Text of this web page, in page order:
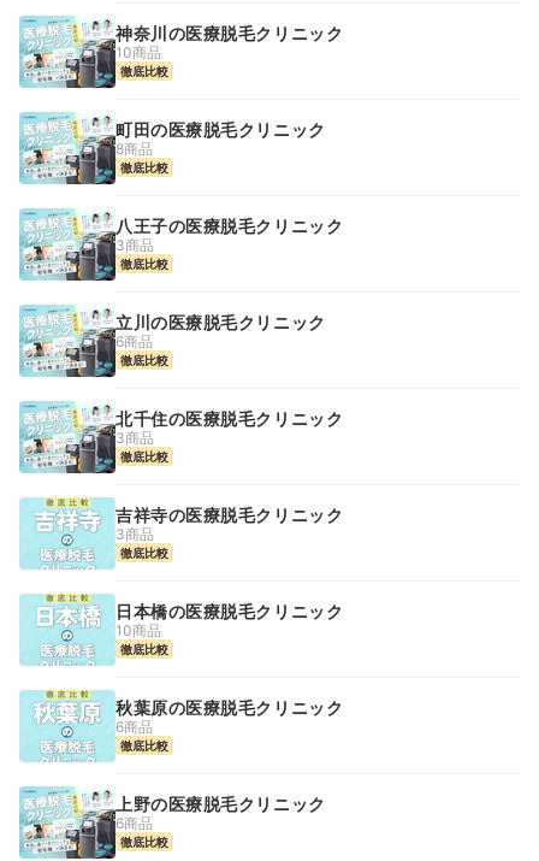
神奈川の医療脱毛クリニック
10商品
徹底比較
町田の医療脱毛クリニック
8商品
徹底比較
八王子の医療脱毛クリニック
3商品
徹底比較
立川の医療脱毛クリニック
6商品
徹底比較
北千住の医療脱毛クリニック
3商品
徹底比較
吉祥寺の医療脱毛クリニック
3商品
徹底比較
日本橋の医療脱毛クリニック
10商品
徹底比較
秋葉原の医療脱毛クリニック
6商品
徹底比較
上野の医療脱毛クリニック
6商品
徹底比較